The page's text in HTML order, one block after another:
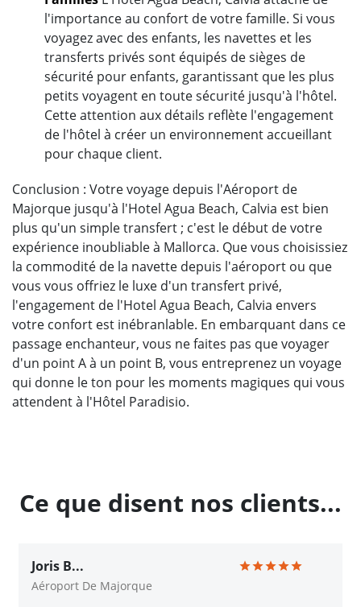
l'importance au confort de votre famille. Si vous
voyagez avec des enfants, les navettes et les
transferts privés sont équipés de sièges de
sécurité pour enfants, garantissant que les plus
petits voyagent en toute sécurité jusqu'à l'hôtel.
Cette attention aux détails reflète l'engagement
de l'hôtel à créer un environnement accueillant
pour chaque client.
Conclusion : Votre voyage depuis l'Aéroport de
Majorque jusqu'à l'Hotel Agua Beach, Calvia est bien
plus qu'un simple transfert ; c'est le début de votre
expérience inoubliable à Mallorca. Que vous choisissiez
la commodité de la navette depuis l'aéroport ou que
vous vous offriez le luxe d'un transfert privé,
l'engagement de l'Hotel Agua Beach, Calvia envers
votre confort est inébranlable. En embarquant dans ce
passage enchanteur, vous ne faites pas que voyager
d'un point A à un point B, vous entreprenez un voyage
qui donne le ton pour les moments magiques qui vous
attendent à l'Hôtel Paradisio.
Ce que disent nos clients...
Joris B...
Aéroport De Majorque